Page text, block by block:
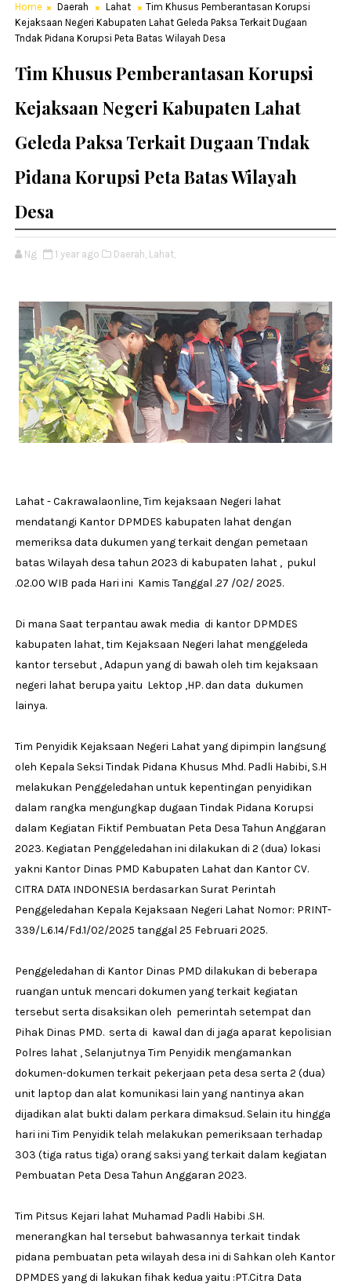
Home Daerah Lahat
Tim Khusus Pemberantasan Korupsi
Kejaksaan Negeri Kabupaten Lahat Geleda Paksa Terkait Dugaan
Tndak Pidana Korupsi Peta Batas Wilayah Desa
Tim Khusus Pemberantasan Korupsi
Kejaksaan Negeri Kabupaten Lahat
Geleda Paksa Terkait Dugaan Tndak
Pidana Korupsi Peta Batas Wilayah
Desa
Ng 1 year ago Daerah, Lahat,
Lahat - Cakrawalaonline, Tim kejaksaan Negeri lahat
mendatangi Kantor DPMDES kabupaten lahat dengan
memeriksa data dukumen yang terkait dengan pemetaan
batas Wilayah desa tahun 2023 di kabupaten lahat , pukul
.02.00 WIB pada Hari ini Kamis Tanggal .27 /02/ 2025.
Di mana Saat terpantau awak media di kantor DPMDES
kabupaten lahat, tim Kejaksaan Negeri lahat menggeleda
kantor tersebut , Adapun yang di bawah oleh tim kejaksaan
negeri lahat berupa yaitu Lektop ,HP. dan data dukumen
lainya.
Tim Penyidik Kejaksaan Negeri Lahat yang dipimpin langsung
oleh Kepala Seksi Tindak Pidana Khusus Mhd. Padli Habibi, S.H
melakukan Penggeledahan untuk kepentingan penyidikan
dalam rangka mengungkap dugaan Tindak Pidana Korupsi
dalam Kegiatan Fiktif Pembuatan Peta Desa Tahun Anggaran
2023. Kegiatan Penggeledahan ini dilakukan di 2 (dua) lokasi
yakni Kantor Dinas PMD Kabupaten Lahat dan Kantor CV.
CITRA DATA INDONESIA berdasarkan Surat Perintah
Penggeledahan Kepala Kejaksaan Negeri Lahat Nomor: PRINT-
339/L.6.14/Fd.1/02/2025 tanggal 25 Februari 2025.
Penggeledahan di Kantor Dinas PMD dilakukan di beberapa
ruangan untuk mencari dokumen yang terkait kegiatan
tersebut serta disaksikan oleh pemerintah setempat dan
Pihak Dinas PMD. serta di kawal dan di jaga aparat kepolisian
Polres lahat , Selanjutnya Tim Penyidik mengamankan
dokumen-dokumen terkait pekerjaan peta desa serta 2 (dua)
unit laptop dan alat komunikasi lain yang nantinya akan
dijadikan alat bukti dalam perkara dimaksud. Selain itu hingga
hari ini Tim Penyidik telah melakukan pemeriksaan terhadap
303 (tiga ratus tiga) orang saksi yang terkait dalam kegiatan
Pembuatan Peta Desa Tahun Anggaran 2023.
Tim Pitsus Kejari lahat Muhamad Padli Habibi .SH.
menerangkan hal tersebut bahwasannya terkait tindak
pidana pembuatan peta wilayah desa ini di Sahkan oleh Kantor
DPMDES yang di lakukan fihak kedua yaitu :PT.Citra Data